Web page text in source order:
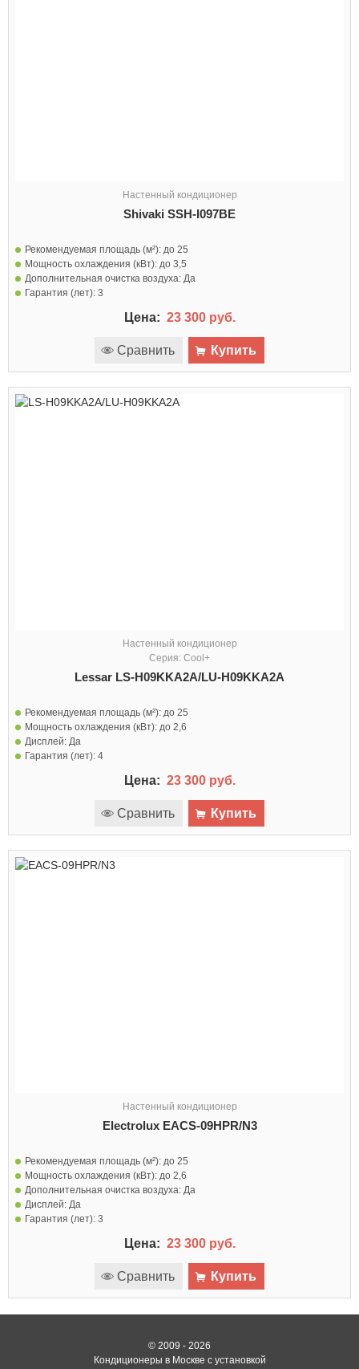
Настенный кондиционер
Shivaki SSH-I097BE
Рекомендуемая площадь (м²): до 25
Мощность охлаждения (кВт): до 3,5
Дополнительная очистка воздуха: Да
Гарантия (лет): 3
Цена: 23 300 руб.
Сравнить Купить
Настенный кондиционер
Серия: Cool+
Lessar LS-H09KKA2A/LU-H09KKA2A
Рекомендуемая площадь (м²): до 25
Мощность охлаждения (кВт): до 2,6
Дисплей: Да
Гарантия (лет): 4
Цена: 23 300 руб.
Сравнить Купить
Настенный кондиционер
Electrolux EACS-09HPR/N3
Рекомендуемая площадь (м²): до 25
Мощность охлаждения (кВт): до 2,6
Дополнительная очистка воздуха: Да
Дисплей: Да
Гарантия (лет): 3
Цена: 23 300 руб.
Сравнить Купить
© 2009 - 2026
Кондиционеры в Москве с установкой